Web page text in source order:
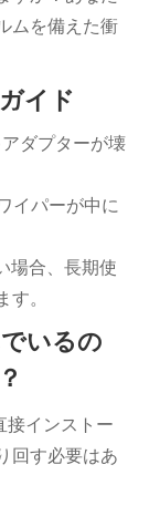
ムを備えた衝
イド
ダプターが壊
イパーが中に
場合、長期使
。
いるの
インストー
回す必要はあ